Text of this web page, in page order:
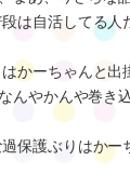
なると都度実家
ごいから。』
られるものは無